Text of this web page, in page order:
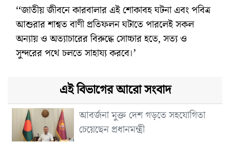
‘‘জাতীয় জীবনে কারবালার এই শোকাবহ ঘটনা এবং পবিত্র
আশুরার শাশ্বত বাণী প্রতিফলন ঘটাতে পারলেই সকল
অন্যায় ও অত্যাচারের বিরুদ্ধে সোচ্চার হতে, সত্য ও
সুন্দরের পথে চলতে সাহায্য করবে।’
এই বিভাগের আরো সংবাদ
আবর্জনা মুক্ত দেশ গড়তে সহযোগিতা
চেয়েছেন প্রধানমন্ত্রী